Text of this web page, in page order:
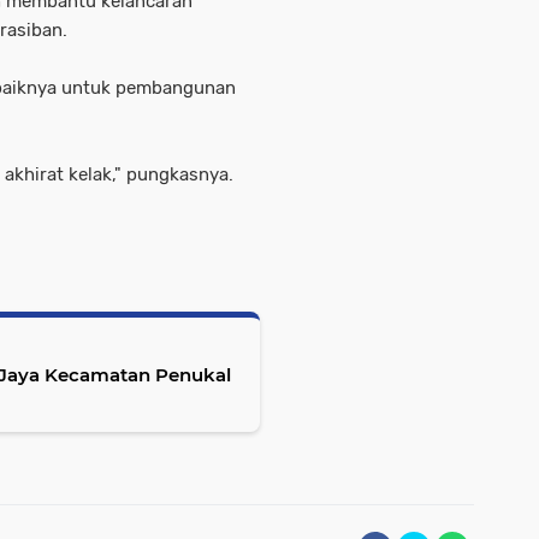
untuk pembangunan
kelak," pungkasnya.
Kecamatan Penukal